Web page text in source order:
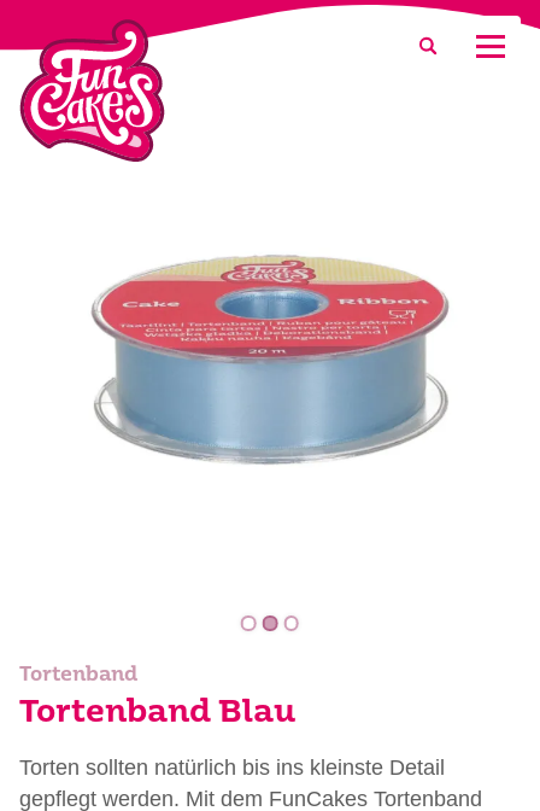
Was suchen Sie?
Suche
Tortenband
Tortenband Blau
Torten sollten natürlich bis ins kleinste Detail
gepflegt werden. Mit dem FunCakes Tortenband